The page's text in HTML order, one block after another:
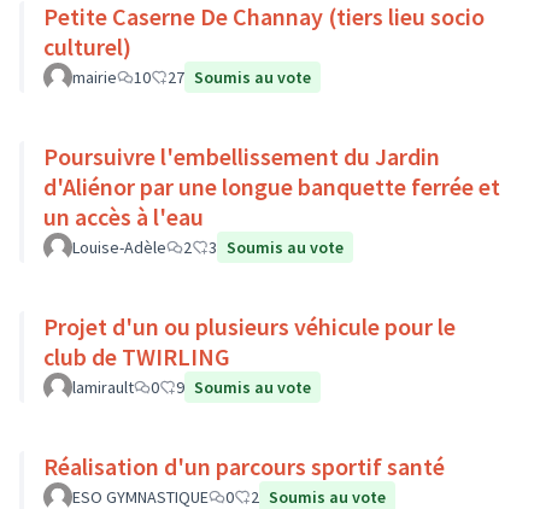
Petite Caserne De Channay (tiers lieu socio
culturel)
mairie 10 27 Soumis au vote
Poursuivre l'embellissement du Jardin
d'Aliénor par une longue banquette ferrée et
un accès à l'eau
Louise-Adèle 2 3 Soumis au vote
Projet d'un ou plusieurs véhicule pour le
club de TWIRLING
lamirault 0 9 Soumis au vote
Réalisation d'un parcours sportif santé
ESO GYMNASTIQUE 0 2 Soumis au vote